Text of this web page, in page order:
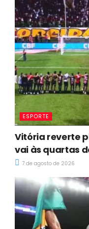
ESPORTE
Vitória reverte
vai às quartas
7 de agosto de 2026